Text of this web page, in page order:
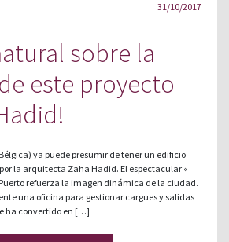
31/10/2017
sobre la
este proyecto
ya puede presumir de tener un edificio
la arquitecta Zaha Hadid. El espectacular «
refuerza la imagen dinámica de la ciudad.
una oficina para gestionar cargues y salidas
ha convertido en […]